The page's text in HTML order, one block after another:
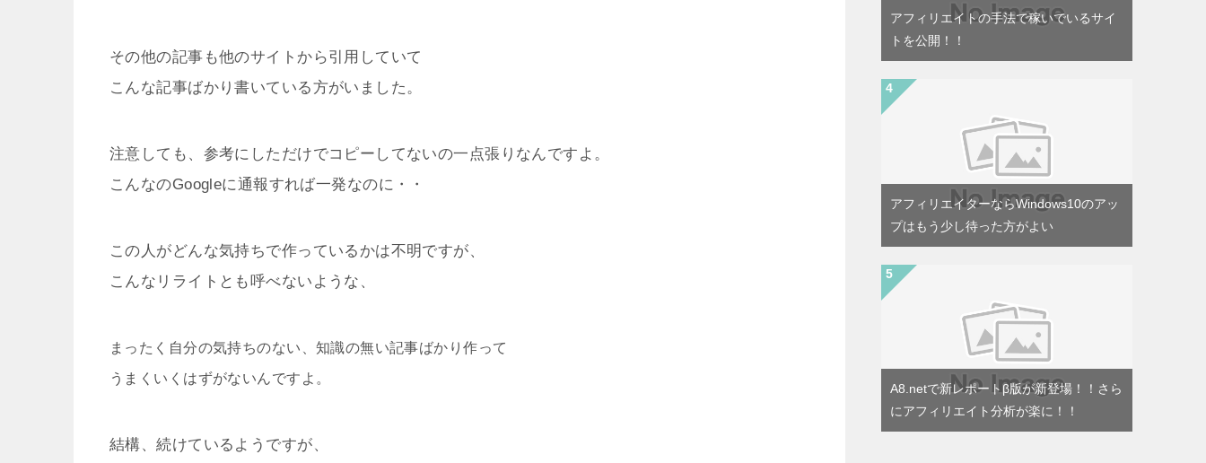
その他の記事も他のサイトから引用していて
こんな記事ばかり書いている方がいました。
注意しても、参考にしただけでコピーしてないの一点張りなんですよ。
こんなのGoogleに通報すれば一発なのに・・
この人がどんな気持ちで作っているかは不明ですが、
こんなリライトとも呼べないような、
まったく自分の気持ちのない、知識の無い記事ばかり作って
うまくいくはずがないんですよ。
結構、続けているようですが、
アフィリエイトの手法で稼いでいるサイ
トを公開！！
アフィリエイターならWindows10のアッ
プはもう少し待った方がよい
A8.netで新レポートβ版が新登場！！さら
にアフィリエイト分析が楽に！！